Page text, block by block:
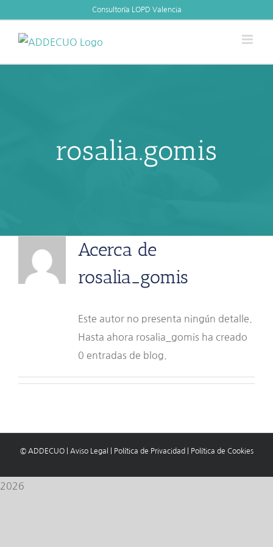
content
Consultoría LOPD Valencia
rosalia.gomis
Acerca de
rosalia_gomis
Este autor no presenta ningún detalle.
Hasta ahora rosalia_gomis ha creado
0 entradas de blog.
© ADDECUO Aviso Legal Política de Privacidad Política de Cookies
2026